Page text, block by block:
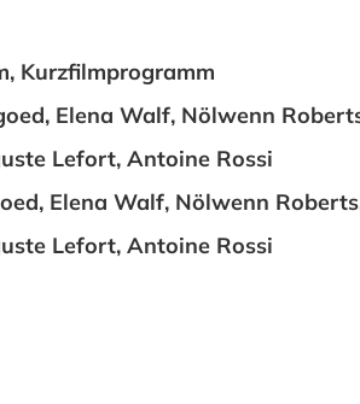
Kurzfilmprogramm
Elena Walf, Nölwenn
Lefort, Antoine Rossi
Elena Walf, Nölwenn
Lefort, Antoine Rossi